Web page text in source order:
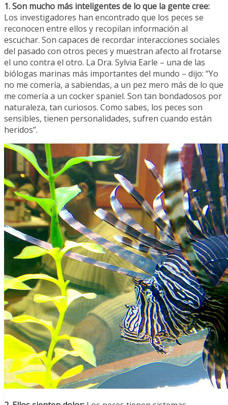
1. Son mucho más inteligentes de lo que la gente cree:
Los investigadores han encontrado que los peces se
reconocen entre ellos y recopilan información al
escuchar. Son capaces de recordar interacciones sociales
del pasado con otros peces y muestran afecto al frotarse
el uno contra el otro. La Dra. Sylvia Earle – una de las
biólogas marinas más importantes del mundo – dijo: “Yo
no me comería, a sabiendas, a un pez mero más de lo que
me comería a un cocker spaniel. Son tan bondadosos por
naturaleza, tan curiosos. Como sabes, los peces son
sensibles, tienen personalidades, sufren cuando están
heridos”.